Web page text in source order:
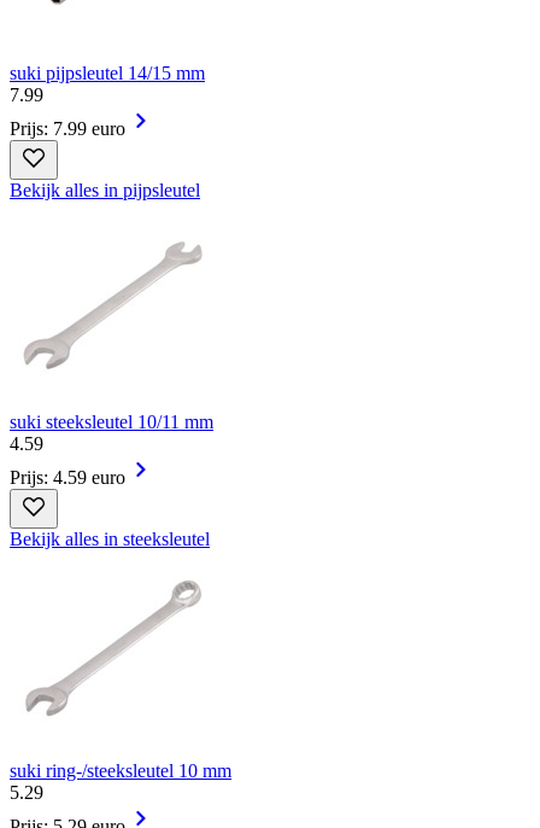
suki pijpsleutel 14/15 mm
7.99
Prijs: 7.99 euro
Bekijk alles in pijpsleutel
suki steeksleutel 10/11 mm
4.59
Prijs: 4.59 euro
Bekijk alles in steeksleutel
suki ring-/steeksleutel 10 mm
5.29